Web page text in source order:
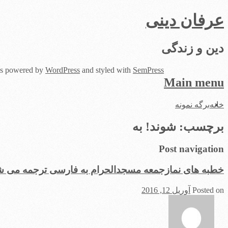
عرفان دینی
دین و زندگی
Main menu
Skip
خانهبرگه نمونه
برچسب: شوند! به
Post navigation
خطبه های نمازجمعه مسجدالحرام به فارسی ترجمه می
Posted on آوریل 12, 2016
powered by WordPress and styled with SemPress